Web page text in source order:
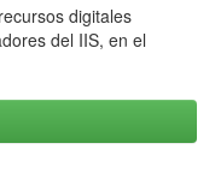
digitales
del IIS, en el